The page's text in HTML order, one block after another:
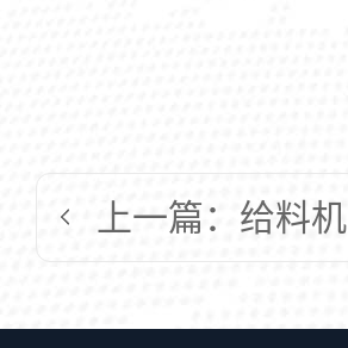
上一篇：给料机